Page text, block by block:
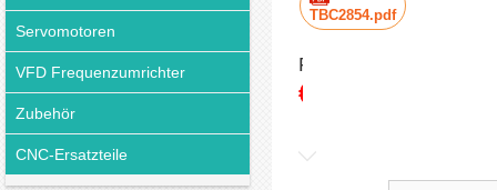
Servomotoren
VFD Frequenzumrichter
Zubehör
CNC-Ersatzteile
TBC2854.pdf
Preis:
€221.00